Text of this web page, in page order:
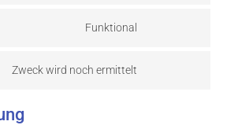
Funktional
Zweck wird noch ermittelt